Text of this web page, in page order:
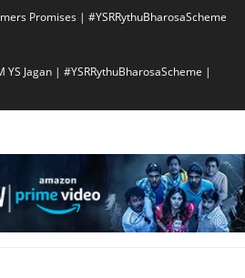
Promises | #YSRRythuBharosaScheme
Jagan | #YSRRythuBharosaScheme |